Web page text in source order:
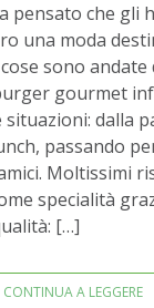
pensato che gli
una moda
sono andate
gourmet
dalla
passando
Moltissimi
specialità
[…]
CONTINUA A LEGGERE